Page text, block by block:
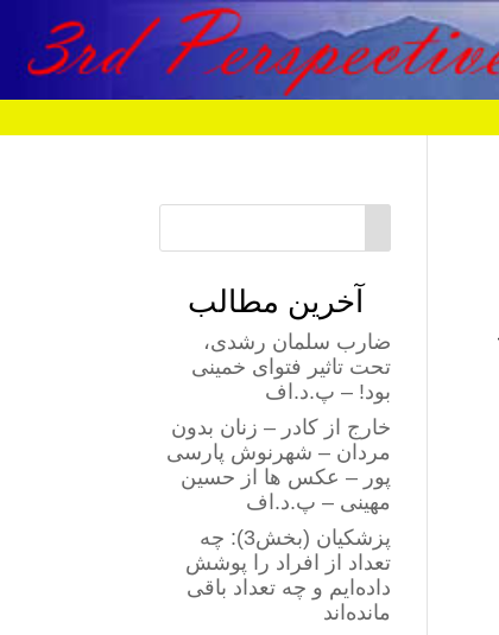
آخرین مطالب
ضارب سلمان رشدی،
تحت تاثیر فتوای خمینی
بود! – پ.د.اف
خارج از کادر – زنان بدون
مردان – شهرنوش پارسی
پور – عکس ها از حسین
مهینی – پ.د.اف
پزشکیان (بخش3): چه
تعداد از افراد را پوشش
داده‌ایم و چه تعداد باقی
مانده‌اند